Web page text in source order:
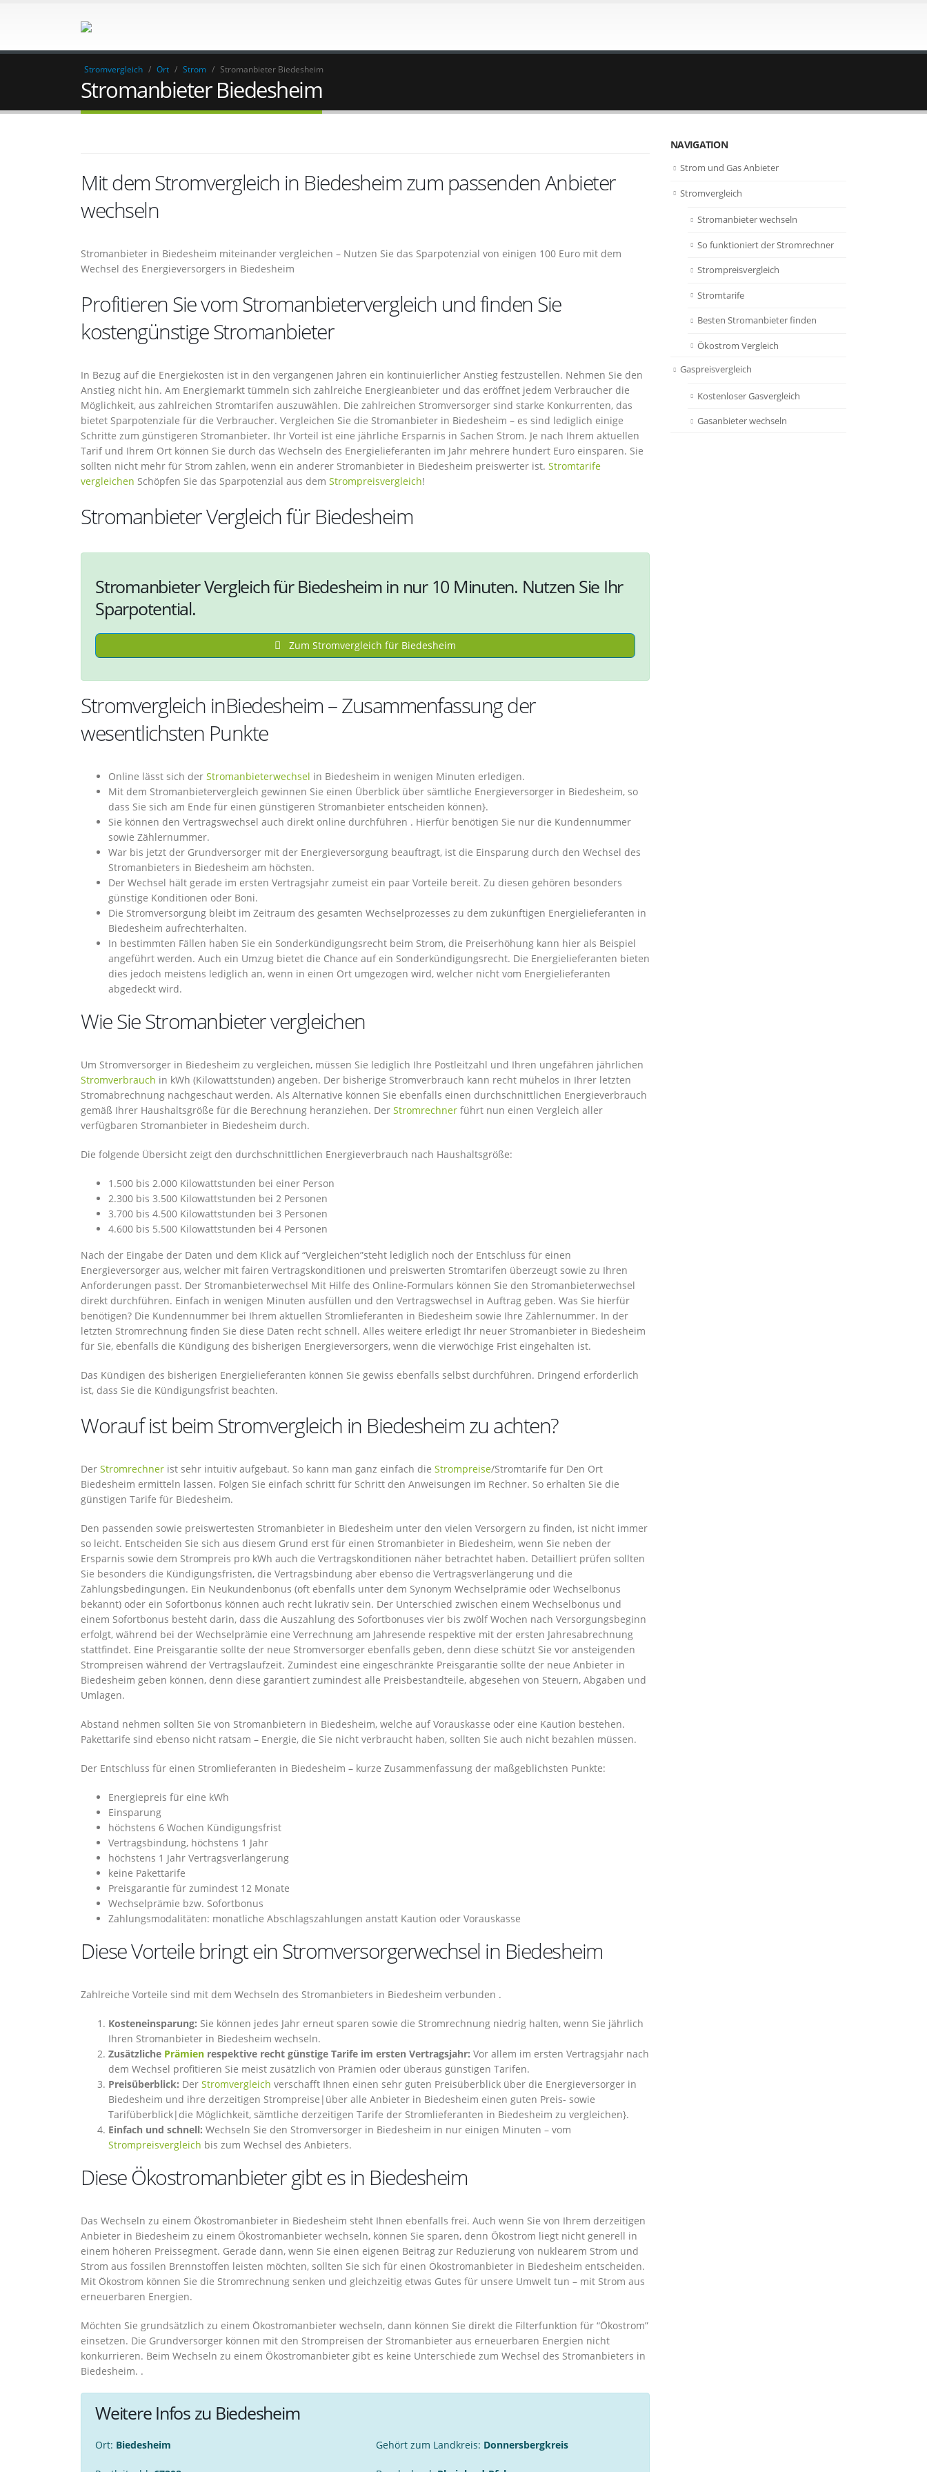
Stromvergleich / Ort / Strom / Stromanbieter Biedesheim
Stromanbieter Biedesheim
Mit dem Stromvergleich in Biedesheim zum passenden Anbieter
wechseln
Stromanbieter in Biedesheim miteinander vergleichen – Nutzen Sie das Sparpotenzial von einigen 100 Euro mit dem
Wechsel des Energieversorgers in Biedesheim
Profitieren Sie vom Stromanbietervergleich und finden Sie
kostengünstige Stromanbieter
In Bezug auf die Energiekosten ist in den vergangenen Jahren ein kontinuierlicher Anstieg festzustellen. Nehmen Sie den
Anstieg nicht hin. Am Energiemarkt tümmeln sich zahlreiche Energieanbieter und das eröffnet jedem Verbraucher die
Möglichkeit, aus zahlreichen Stromtarifen auszuwählen. Die zahlreichen Stromversorger sind starke Konkurrenten, das
bietet Sparpotenziale für die Verbraucher. Vergleichen Sie die Stromanbieter in Biedesheim – es sind lediglich einige
Schritte zum günstigeren Stromanbieter. Ihr Vorteil ist eine jährliche Ersparnis in Sachen Strom. Je nach Ihrem aktuellen
Tarif und Ihrem Ort können Sie durch das Wechseln des Energielieferanten im Jahr mehrere hundert Euro einsparen. Sie
sollten nicht mehr für Strom zahlen, wenn ein anderer Stromanbieter in Biedesheim preiswerter ist. Stromtarife
vergleichen Schöpfen Sie das Sparpotenzial aus dem Strompreisvergleich!
Stromanbieter Vergleich für Biedesheim
Stromanbieter Vergleich für Biedesheim in nur 10 Minuten. Nutzen Sie Ihr
Sparpotential.
Zum Stromvergleich für Biedesheim
Stromvergleich inBiedesheim – Zusammenfassung der
wesentlichsten Punkte
Online lässt sich der Stromanbieterwechsel in Biedesheim in wenigen Minuten erledigen.
Mit dem Stromanbietervergleich gewinnen Sie einen Überblick über sämtliche Energieversorger in Biedesheim, so
dass Sie sich am Ende für einen günstigeren Stromanbieter entscheiden können}.
Sie können den Vertragswechsel auch direkt online durchführen . Hierfür benötigen Sie nur die Kundennummer
sowie Zählernummer.
War bis jetzt der Grundversorger mit der Energieversorgung beauftragt, ist die Einsparung durch den Wechsel des
Stromanbieters in Biedesheim am höchsten.
Der Wechsel hält gerade im ersten Vertragsjahr zumeist ein paar Vorteile bereit. Zu diesen gehören besonders
günstige Konditionen oder Boni.
Die Stromversorgung bleibt im Zeitraum des gesamten Wechselprozesses zu dem zukünftigen Energielieferanten in
Biedesheim aufrechterhalten.
In bestimmten Fällen haben Sie ein Sonderkündigungsrecht beim Strom, die Preiserhöhung kann hier als Beispiel
angeführt werden. Auch ein Umzug bietet die Chance auf ein Sonderkündigungsrecht. Die Energielieferanten bieten
dies jedoch meistens lediglich an, wenn in einen Ort umgezogen wird, welcher nicht vom Energielieferanten
abgedeckt wird.
Wie Sie Stromanbieter vergleichen
Um Stromversorger in Biedesheim zu vergleichen, müssen Sie lediglich Ihre Postleitzahl und Ihren ungefähren jährlichen
Stromverbrauch in kWh (Kilowattstunden) angeben. Der bisherige Stromverbrauch kann recht mühelos in Ihrer letzten
Stromabrechnung nachgeschaut werden. Als Alternative können Sie ebenfalls einen durchschnittlichen Energieverbrauch
gemäß Ihrer Haushaltsgröße für die Berechnung heranziehen. Der Stromrechner führt nun einen Vergleich aller
verfügbaren Stromanbieter in Biedesheim durch.
Die folgende Übersicht zeigt den durchschnittlichen Energieverbrauch nach Haushaltsgröße:
1.500 bis 2.000 Kilowattstunden bei einer Person
2.300 bis 3.500 Kilowattstunden bei 2 Personen
3.700 bis 4.500 Kilowattstunden bei 3 Personen
4.600 bis 5.500 Kilowattstunden bei 4 Personen
Nach der Eingabe der Daten und dem Klick auf “Vergleichen”steht lediglich noch der Entschluss für einen
Energieversorger aus, welcher mit fairen Vertragskonditionen und preiswerten Stromtarifen überzeugt sowie zu Ihren
Anforderungen passt. Der Stromanbieterwechsel Mit Hilfe des Online-Formulars können Sie den Stromanbieterwechsel
direkt durchführen. Einfach in wenigen Minuten ausfüllen und den Vertragswechsel in Auftrag geben. Was Sie hierfür
benötigen? Die Kundennummer bei Ihrem aktuellen Stromlieferanten in Biedesheim sowie Ihre Zählernummer. In der
letzten Stromrechnung finden Sie diese Daten recht schnell. Alles weitere erledigt Ihr neuer Stromanbieter in Biedesheim
für Sie, ebenfalls die Kündigung des bisherigen Energieversorgers, wenn die vierwöchige Frist eingehalten ist.
Das Kündigen des bisherigen Energielieferanten können Sie gewiss ebenfalls selbst durchführen. Dringend erforderlich
ist, dass Sie die Kündigungsfrist beachten.
Worauf ist beim Stromvergleich in Biedesheim zu achten?
Der Stromrechner ist sehr intuitiv aufgebaut. So kann man ganz einfach die Strompreise/Stromtarife für Den Ort
Biedesheim ermitteln lassen. Folgen Sie einfach schritt für Schritt den Anweisungen im Rechner. So erhalten Sie die
günstigen Tarife für Biedesheim.
Den passenden sowie preiswertesten Stromanbieter in Biedesheim unter den vielen Versorgern zu finden, ist nicht immer
so leicht. Entscheiden Sie sich aus diesem Grund erst für einen Stromanbieter in Biedesheim, wenn Sie neben der
Ersparnis sowie dem Strompreis pro kWh auch die Vertragskonditionen näher betrachtet haben. Detailliert prüfen sollten
Sie besonders die Kündigungsfristen, die Vertragsbindung aber ebenso die Vertragsverlängerung und die
Zahlungsbedingungen. Ein Neukundenbonus (oft ebenfalls unter dem Synonym Wechselprämie oder Wechselbonus
bekannt) oder ein Sofortbonus können auch recht lukrativ sein. Der Unterschied zwischen einem Wechselbonus und
einem Sofortbonus besteht darin, dass die Auszahlung des Sofortbonuses vier bis zwölf Wochen nach Versorgungsbeginn
erfolgt, während bei der Wechselprämie eine Verrechnung am Jahresende respektive mit der ersten Jahresabrechnung
stattfindet. Eine Preisgarantie sollte der neue Stromversorger ebenfalls geben, denn diese schützt Sie vor ansteigenden
Strompreisen während der Vertragslaufzeit. Zumindest eine eingeschränkte Preisgarantie sollte der neue Anbieter in
Biedesheim geben können, denn diese garantiert zumindest alle Preisbestandteile, abgesehen von Steuern, Abgaben und
Umlagen.
Abstand nehmen sollten Sie von Stromanbietern in Biedesheim, welche auf Vorauskasse oder eine Kaution bestehen.
Pakettarife sind ebenso nicht ratsam – Energie, die Sie nicht verbraucht haben, sollten Sie auch nicht bezahlen müssen.
Der Entschluss für einen Stromlieferanten in Biedesheim – kurze Zusammenfassung der maßgeblichsten Punkte:
Energiepreis für eine kWh
Einsparung
höchstens 6 Wochen Kündigungsfrist
Vertragsbindung, höchstens 1 Jahr
höchstens 1 Jahr Vertragsverlängerung
keine Pakettarife
Preisgarantie für zumindest 12 Monate
Wechselprämie bzw. Sofortbonus
Zahlungsmodalitäten: monatliche Abschlagszahlungen anstatt Kaution oder Vorauskasse
Diese Vorteile bringt ein Stromversorgerwechsel in Biedesheim
Zahlreiche Vorteile sind mit dem Wechseln des Stromanbieters in Biedesheim verbunden .
Kosteneinsparung: Sie können jedes Jahr erneut sparen sowie die Stromrechnung niedrig halten, wenn Sie jährlich
Ihren Stromanbieter in Biedesheim wechseln.
Zusätzliche Prämien respektive recht günstige Tarife im ersten Vertragsjahr: Vor allem im ersten Vertragsjahr nach
dem Wechsel profitieren Sie meist zusätzlich von Prämien oder überaus günstigen Tarifen.
Preisüberblick: Der Stromvergleich verschafft Ihnen einen sehr guten Preisüberblick über die Energieversorger in
Biedesheim und ihre derzeitigen Strompreise|über alle Anbieter in Biedesheim einen guten Preis- sowie
Tarifüberblick|die Möglichkeit, sämtliche derzeitigen Tarife der Stromlieferanten in Biedesheim zu vergleichen}.
Einfach und schnell: Wechseln Sie den Stromversorger in Biedesheim in nur einigen Minuten – vom
Strompreisvergleich bis zum Wechsel des Anbieters.
Diese Ökostromanbieter gibt es in Biedesheim
Das Wechseln zu einem Ökostromanbieter in Biedesheim steht Ihnen ebenfalls frei. Auch wenn Sie von Ihrem derzeitigen
Anbieter in Biedesheim zu einem Ökostromanbieter wechseln, können Sie sparen, denn Ökostrom liegt nicht generell in
einem höheren Preissegment. Gerade dann, wenn Sie einen eigenen Beitrag zur Reduzierung von nuklearem Strom und
Strom aus fossilen Brennstoffen leisten möchten, sollten Sie sich für einen Ökostromanbieter in Biedesheim entscheiden.
Mit Ökostrom können Sie die Stromrechnung senken und gleichzeitig etwas Gutes für unsere Umwelt tun – mit Strom aus
erneuerbaren Energien.
Möchten Sie grundsätzlich zu einem Ökostromanbieter wechseln, dann können Sie direkt die Filterfunktion für “Ökostrom”
einsetzen. Die Grundversorger können mit den Strompreisen der Stromanbieter aus erneuerbaren Energien nicht
konkurrieren. Beim Wechseln zu einem Ökostromanbieter gibt es keine Unterschiede zum Wechsel des Stromanbieters in
Biedesheim. .
Weitere Infos zu Biedesheim
Ort: Biedesheim Gehört zum Landkreis: Donnersbergkreis
NAVIGATION
Strom und Gas Anbieter
Stromvergleich
Stromanbieter wechseln
So funktioniert der Stromrechner
Strompreisvergleich
Stromtarife
Besten Stromanbieter finden
Ökostrom Vergleich
Gaspreisvergleich
Kostenloser Gasvergleich
Gasanbieter wechseln